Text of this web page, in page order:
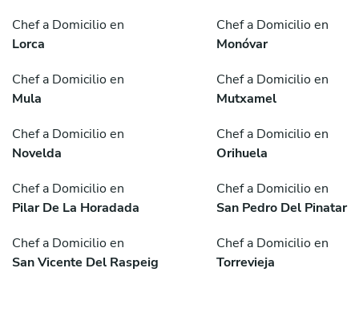
Chef a Domicilio en
Lorca
Chef a Domicilio en
Monóvar
Chef a Domicilio en
Mula
Chef a Domicilio en
Mutxamel
Chef a Domicilio en
Novelda
Chef a Domicilio en
Orihuela
Chef a Domicilio en
Pilar De La Horadada
Chef a Domicilio en
San Pedro Del Pinatar
Chef a Domicilio en
San Vicente Del Raspeig
Chef a Domicilio en
Torrevieja